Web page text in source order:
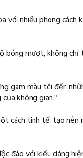
với nhiều phong cách
bóng mượt, không chỉ
gam màu tối đến
không gian."
cách tinh tế, tạo nên
đáo với kiểu dáng